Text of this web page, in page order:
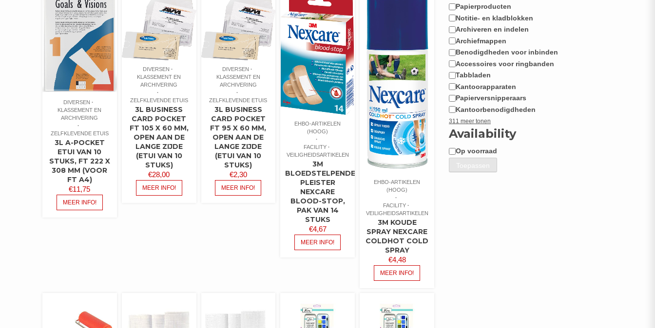
DIVERSEN
KLASSEMENT EN
ARCHIVERING
ZELFKLEVENDE ETUIS
3L A-POCKET
ETUI VAN 10
STUKS, FT 222 X
308 MM (VOOR
FT A4)
€11,75
MEER INFO!
DIVERSEN
KLASSEMENT EN
ARCHIVERING
ZELFKLEVENDE ETUIS
3L BUSINESS
CARD POCKET
FT 105 X 60 MM,
OPEN AAN DE
LANGE ZIJDE
(ETUI VAN 10
STUKS)
€28,00
MEER INFO!
DIVERSEN
KLASSEMENT EN
ARCHIVERING
ZELFKLEVENDE ETUIS
3L BUSINESS
CARD POCKET
FT 95 X 60 MM,
OPEN AAN DE
LANGE ZIJDE
(ETUI VAN 10
STUKS)
€2,30
MEER INFO!
EHBO-ARTIKELEN
(HOOG)
FACILITY
VEILIGHEIDSARTIKELEN
3M
BLOEDSTELPENDE
PLEISTER
NEXCARE
BLOOD-STOP,
PAK VAN 14
STUKS
€4,67
MEER INFO!
EHBO-ARTIKELEN
(HOOG)
FACILITY
VEILIGHEIDSARTIKELEN
3M KOUDE
SPRAY NEXCARE
COLDHOT COLD
SPRAY
€4,48
MEER INFO!
Papierproducten
Notitie- en kladblokken
Archiveren en indelen
Archiefmappen
Benodigdheden voor inbinden
Accessoires voor ringbanden
Tabbladen
Kantoorapparaten
Papierversnipperaars
Kantoorbenodigdheden
311 meer tonen
Availability
Beschikbaarheid
Op voorraad
Toepassen